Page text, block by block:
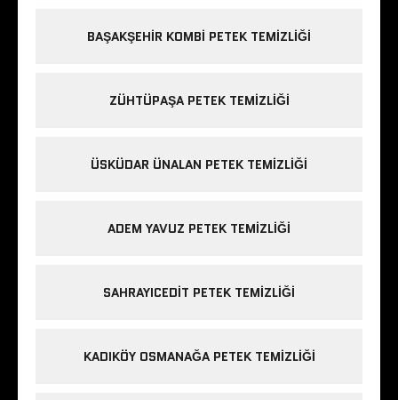
BAŞAKŞEHIR KOMBI PETEK TEMIZLIĞI
ZÜHTÜPAŞA PETEK TEMIZLIĞI
ÜSKÜDAR ÜNALAN PETEK TEMIZLIĞI
ADEM YAVUZ PETEK TEMIZLIĞI
SAHRAYICEDIT PETEK TEMIZLIĞI
KADIKÖY OSMANAĞA PETEK TEMIZLIĞI